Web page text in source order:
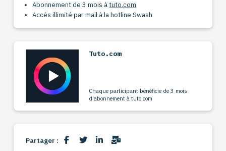
Abonnement de 3 mois àtuto.com
Accès illimité par mail à la hotline Swash
Tuto.com
Chaque participant bénéficie de 3 mois
d'abonnement à tuto.com
Partager :